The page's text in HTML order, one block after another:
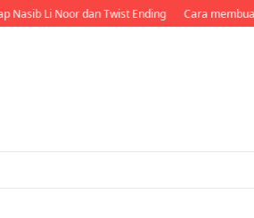
dan Twist Ending Cara membuat ayam